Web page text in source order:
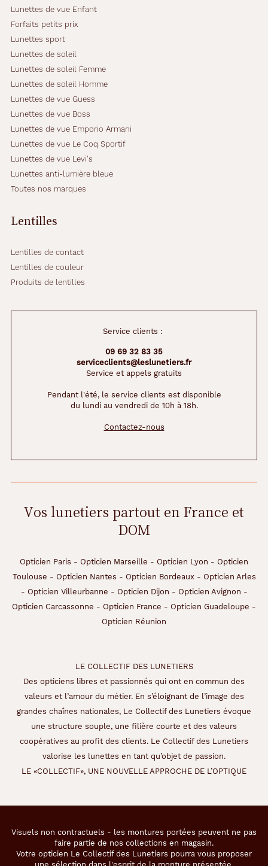
Lunettes de vue Enfant
Forfaits petits prix
Lunettes sport
Lunettes de soleil
Lunettes de soleil Femme
Lunettes de soleil Homme
Lunettes de vue Guess
Lunettes de vue Boss
Lunettes de vue Emporio Armani
Lunettes de vue Le Coq Sportif
Lunettes de vue Levi's
Lunettes anti-lumière bleue
Toutes nos marques
Lentilles
Lentilles de contact
Lentilles de couleur
Produits de lentilles
Service clients :
09 69 32 83 35
serviceclients@leslunetiers.fr
Service et appels gratuits
Pendant l'été, le service clients est disponible
du lundi au vendredi de 10h à 18h.
Contactez-nous
Vos lunetiers partout en France et
DOM
Opticien Paris - Opticien Marseille - Opticien Lyon - Opticien
Toulouse - Opticien Nantes - Opticien Bordeaux- Opticien Arles
- Opticien Villeurbanne - Opticien Dijon - Opticien Avignon -
Opticien Carcassonne - Opticien France - Opticien Guadeloupe -
Opticien Réunion
LE COLLECTIF DES LUNETIERS
Des opticiens libres et passionnés qui ont en commun des
valeurs et l’amour du métier. En s’éloignant de l’image des
grandes chaînes nationales, Le Collectif des Lunetiers évoque
une structure souple, une filière courte et des valeurs
coopératives au profit des clients. Le Collectif des Lunetiers
valorise les lunettes en tant qu’objet de passion.
LE «COLLECTIF», UNE NOUVELLE APPROCHE DE L’OPTIQUE
Visuels non contractuels - les montures portées peuvent ne pas
faire partie de nos collections en magasin.
Votre opticien Le Collectif des Lunetiers pourra vous proposer